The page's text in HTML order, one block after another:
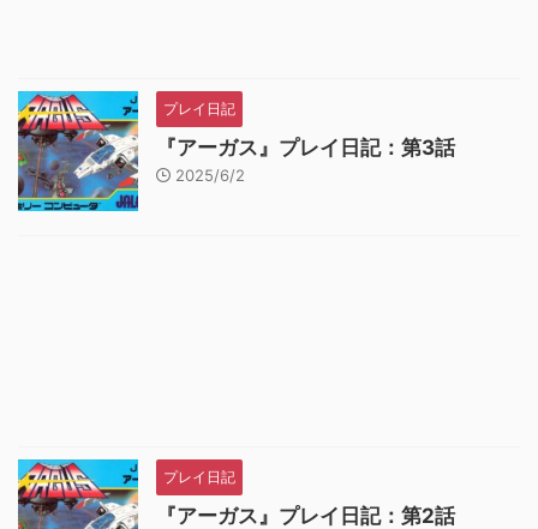
プレイ日記
『アーガス』プレイ日記：第3話
2025/6/2
プレイ日記
『アーガス』プレイ日記：第2話